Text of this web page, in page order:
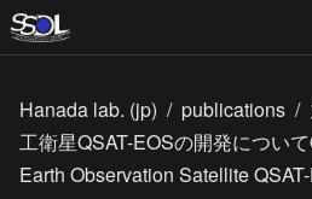
Hanada lab. (jp) / publications /
工衛星QSAT-EOSの開発につい
Earth Observation Satellite